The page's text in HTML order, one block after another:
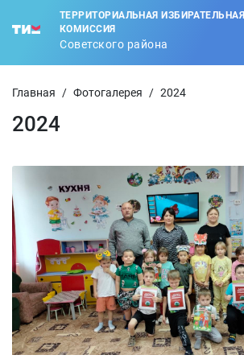
ТЕРРИТОРИАЛЬНАЯ ИЗБИРАТЕЛЬНАЯ
КОМИССИЯ
Советского района
Главная / Фотогалерея / 2024
2024